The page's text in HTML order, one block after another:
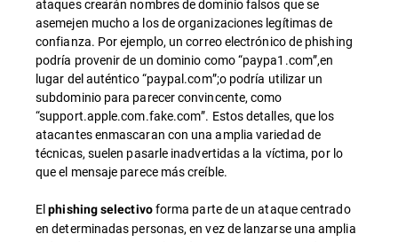
ataques crearán nombres de dominio falsos que se
asemejen mucho a los de organizaciones legítimas de
confianza. Por ejemplo, un correo electrónico de phishing
podría provenir de un dominio como “paypa1.com”,en
lugar del auténtico “paypal.com”;o podría utilizar un
subdominio para parecer convincente, como
“support.apple.com.fake.com”. Estos detalles, que los
atacantes enmascaran con una amplia variedad de
técnicas, suelen pasarle inadvertidas a la víctima, por lo
que el mensaje parece más creíble.
Elphishing selectivoforma parte de un ataque centrado
en determinadas personas, en vez de lanzarse una amplia